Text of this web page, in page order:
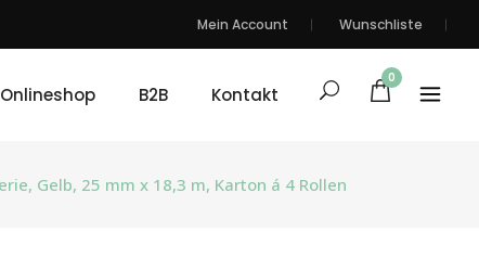
Mein Account Wunschliste
Onlineshop B2B Kontakt
0
Gelb, 25 mm x 18,3 m, Karton á 4 Rollen